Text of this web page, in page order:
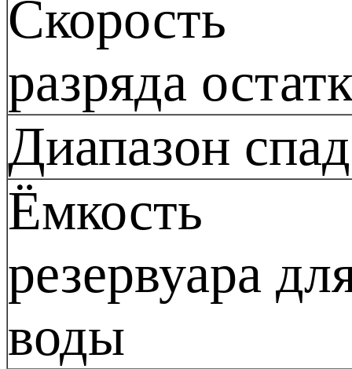
Скорость
разряда
Диапазон
Ёмкость
резервуара
воды